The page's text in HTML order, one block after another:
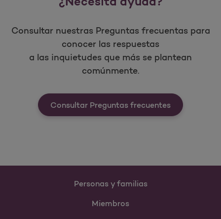
Consultar nuestras Preguntas frecuentas para
conocer las respuestas
a las inquietudes que más se plantean
comúnmente.
Consultar Preguntas frecuentes
Personas y familias
Miembros